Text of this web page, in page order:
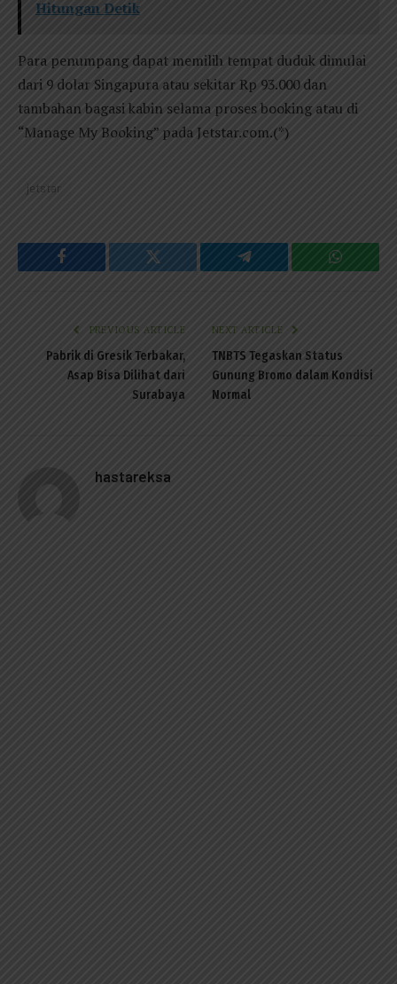
Hitungan Detik
Para penumpang dapat memilih tempat duduk dimulai
dari 9 dolar Singapura atau sekitar Rp 93.000 dan
tambahan bagasi kabin selama proses booking atau di
“Manage My Booking” pada Jetstar.com.(*)
jetstar
Facebook Twitter Telegram
PREVIOUS ARTICLE
Pabrik di Gresik Terbakar,
Asap Bisa Dilihat dari
Surabaya
NEXT ARTICLE
TNBTS Tegaskan Status
Gunung Bromo dalam Kondisi
Normal
hastareksa